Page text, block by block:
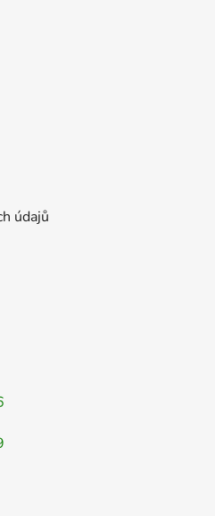
údajů